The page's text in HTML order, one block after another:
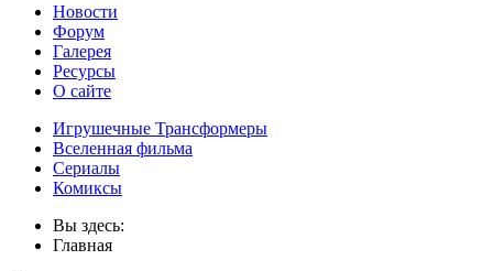
Новости
Форум
Галерея
Ресурсы
О сайте
Игрушечные Трансформеры
Вселенная фильма
Сериалы
Комиксы
Вы здесь:
Главная